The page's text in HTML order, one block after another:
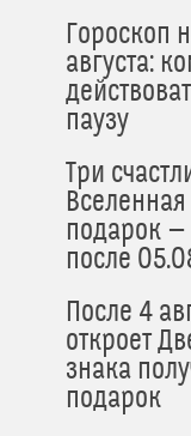
Гороскоп
августа:
паузу
Три
подарок —
после
После 4
откроет
знака
подарок